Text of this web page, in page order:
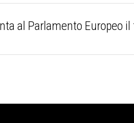
al Parlamento